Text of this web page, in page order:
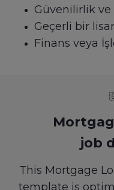
Güvenilirlik
Geçerli bir
Finans veya
job
This Mortgage
template is